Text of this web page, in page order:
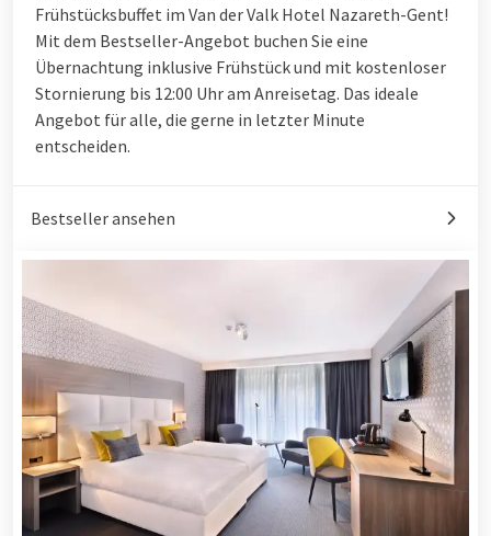
Frühstücksbuffet im Van der Valk Hotel Nazareth-Gent!
Mit dem Bestseller-Angebot buchen Sie eine
Übernachtung inklusive Frühstück und mit kostenloser
Stornierung bis 12:00 Uhr am Anreisetag. Das ideale
Angebot für alle, die gerne in letzter Minute
entscheiden.
Bestseller ansehen